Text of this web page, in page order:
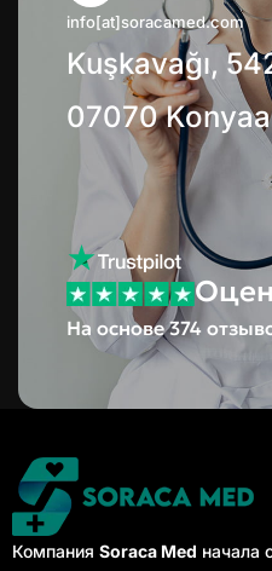
info[at]soracamed.com
Kuşkavağı,
07070
На основе 374
Компания Soraca Med начала